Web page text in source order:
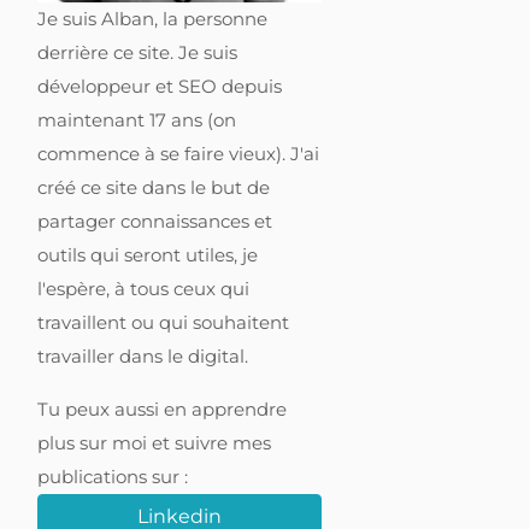
Je suis Alban, la personne
derrière ce site. Je suis
développeur et SEO depuis
maintenant 17 ans (on
commence à se faire vieux). J'ai
créé ce site dans le but de
partager connaissances et
outils qui seront utiles, je
l'espère, à tous ceux qui
travaillent ou qui souhaitent
travailler dans le digital.
Tu peux aussi en apprendre
plus sur moi et suivre mes
publications sur :
Linkedin